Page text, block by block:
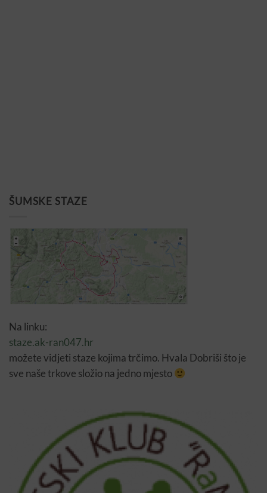
ŠUMSKE STAZE
Na linku:
staze.ak-ran047.hr
možete vidjeti staze kojima trčimo. Hvala Dobriši što je
sve naše trkove složio na jedno mjesto